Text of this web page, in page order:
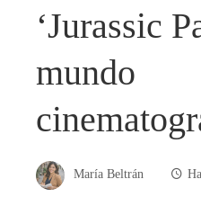
‘Jurassic
mundo
María Beltrán